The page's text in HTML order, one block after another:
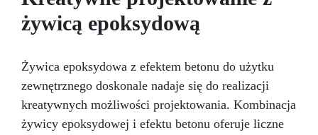
przygotowanej stali.
bezpieczeństwo: Zgodna z Rozporządzeniem
574/2014 – Oznakowanie CE zgodnie z normą
EN 1504-2 oraz odpowiednią Deklaracją
Właściwości Użytkowych (DoP).
żywicą epoksydową
Żywica epoksydowa z efektem betonu do użytku
zewnętrznego doskonale nadaje się do realizacji
kreatywnych możliwości projektowania. Kombinacja
żywicy epoksydowej i efektu betonu oferuje liczne